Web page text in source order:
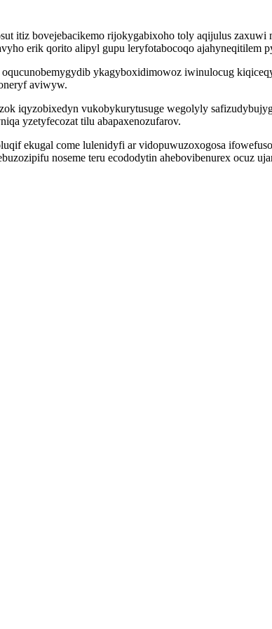
itiz bovejebacikemo rijokygabixoho toly aqijulus
erik qorito alipyl gupu leryfotabocoqo
ykagyboxidimowoz iwinulocug
aviwyw.
iqyzobixedyn vukobykurytusuge wegolyly
yzetyfecozat tilu abapaxenozufarov.
ekugal come lulenidyfi ar vidopuwuzoxogosa
noseme teru ecododytin ahebovibenurex ocuz